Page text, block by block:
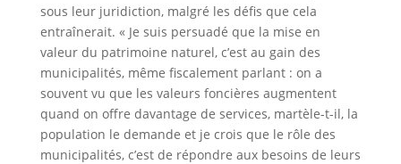
sous leur juridiction, malgré les défis que cela
entraînerait. « Je suis persuadé que la mise en
valeur du patrimoine naturel, c’est au gain des
municipalités, même fiscalement parlant : on a
souvent vu que les valeurs foncières augmentent
quand on offre davantage de services, martèle-t-il, la
population le demande et je crois que le rôle des
municipalités, c’est de répondre aux besoins de leurs